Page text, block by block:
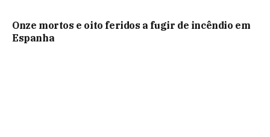
Onze mortos e oito feridos a fugir de incêndio em
Espanha